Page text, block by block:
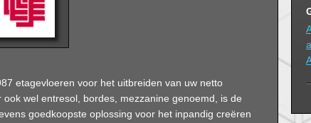
etagevloeren voor het uitbreiden van uw netto
wel entresol, bordes, mezzanine genoemd, is de
goedkoopste oplossing voor het inpandig creëren